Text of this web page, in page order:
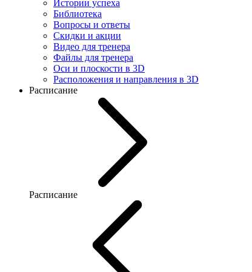
Истории успеха
Библиотека
Вопросы и ответы
Скидки и акции
Видео для тренера
Файлы для тренера
Оси и плоскости в 3D
Расположения и направления в 3D
Расписание
Расписание